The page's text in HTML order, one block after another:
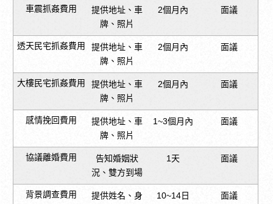
車震抓姦費用
提供地址、車
牌、照片
2個月內 面議
透天民宅抓姦費用
提供地址、車
牌、照片
2個月內 面議
大樓民宅抓姦費用
提供地址、車
牌、照片
2個月內 面議
感情挽回費用
提供地址、車
牌、照片
1~3個月內 面議
協議離婚費用
告知婚姻狀
況、雙方到場
1天 面議
背景調查費用
提供姓名、身
10~14日 面議